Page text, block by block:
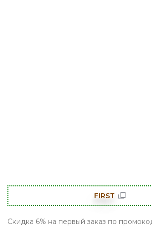
FIRST
Скидка 6% на первый заказ по